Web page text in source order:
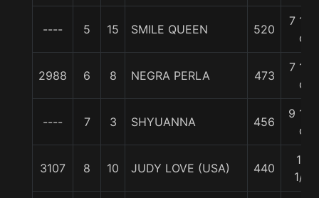
---- 5 15 SMILE QUEEN 520
7 1/4
c
2988 6 8 NEGRA PERLA 473
7 1/2
c
---- 7 3 SHYUANNA 456
9 1/2
c
3107 8 10 JUDY LOVE (USA) 440
10
1/4